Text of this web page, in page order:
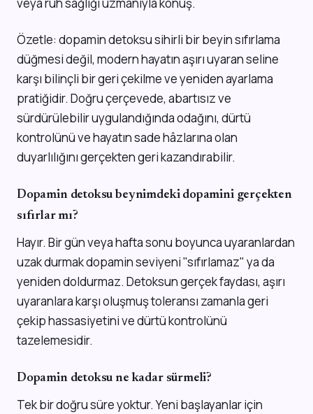
veya ruh sağlığı uzmanıyla konuş.
Özetle: dopamin detoksu sihirli bir beyin sıfırlama
düğmesi değil, modern hayatın aşırı uyaran seline
karşı bilinçli bir geri çekilme ve yeniden ayarlama
pratiğidir. Doğru çerçevede, abartısız ve
sürdürülebilir uygulandığında odağını, dürtü
kontrolünü ve hayatın sade hâzlarına olan
duyarlılığını gerçekten geri kazandırabilir.
Dopamin detoksu beynimdeki dopamini gerçekten
sıfırlar mı?
Hayır. Bir gün veya hafta sonu boyunca uyaranlardan
uzak durmak dopamin seviyeni "sıfırlamaz" ya da
yeniden doldurmaz. Detoksun gerçek faydası, aşırı
uyaranlara karşı oluşmuş toleransı zamanla geri
çekip hassasiyetini ve dürtü kontrolünü
tazelemesidir.
Dopamin detoksu ne kadar sürmeli?
Tek bir doğru süre yoktur. Yeni başlayanlar için